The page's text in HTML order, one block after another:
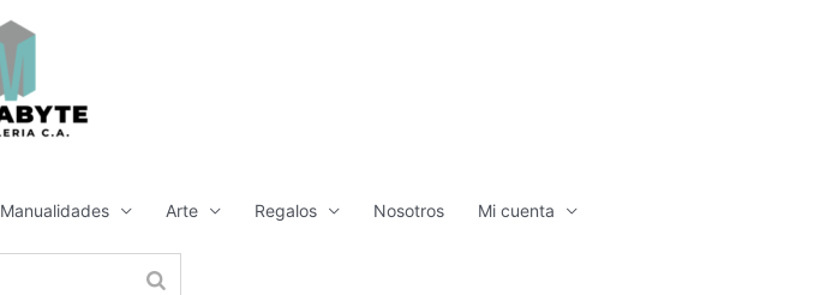
Manualidades Arte Regalos Nosotros Mi cuenta